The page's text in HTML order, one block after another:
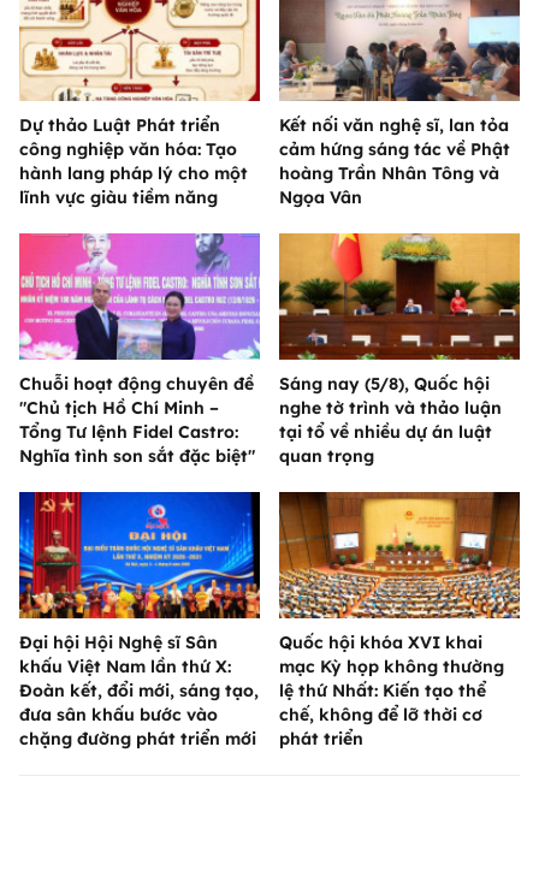
Dự thảo Luật Phát triển
công nghiệp văn hóa: Tạo
hành lang pháp lý cho một
lĩnh vực giàu tiềm năng
Kết nối văn nghệ sĩ, lan tỏa
cảm hứng sáng tác về Phật
hoàng Trần Nhân Tông và
Ngọa Vân
Chuỗi hoạt động chuyên đề
"Chủ tịch Hồ Chí Minh –
Tổng Tư lệnh Fidel Castro:
Nghĩa tình son sắt đặc biệt"
Sáng nay (5/8), Quốc hội
nghe tờ trình và thảo luận
tại tổ về nhiều dự án luật
quan trọng
Đại hội Hội Nghệ sĩ Sân
khấu Việt Nam lần thứ X:
Đoàn kết, đổi mới, sáng tạo,
đưa sân khấu bước vào
chặng đường phát triển mới
Quốc hội khóa XVI khai
mạc Kỳ họp không thường
lệ thứ Nhất: Kiến tạo thể
chế, không để lỡ thời cơ
phát triển